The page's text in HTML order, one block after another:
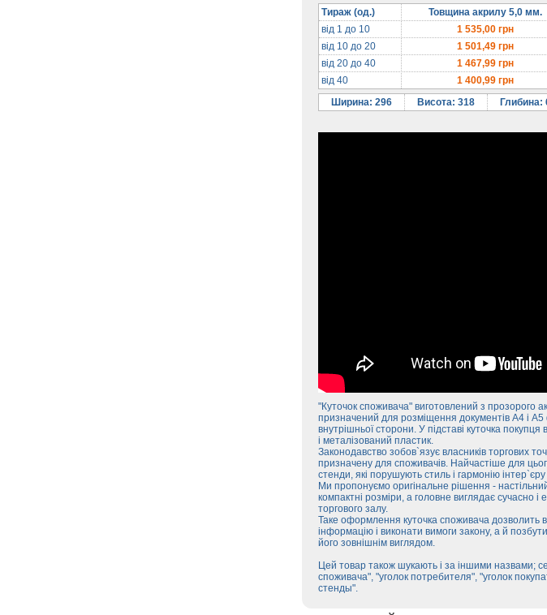
Тираж (од.)
Товщина акрилу 5,0 мм.
від 1 до 10
1 535,00грн
від 10 до 20
1 501,49грн
від 20 до 40
1 467,99грн
від 40
1 400,99грн
Ширина: 296
Висота: 318 Глибина:
"Куточок споживача" виготовлений з прозорого
призначений для розміщення документів А4 і
внутрішньої сторони. У підставі куточка
і металізований пластик.
Законодавство зобов`язує власників торгових
призначену для споживачів. Найчастіше для
стенди, які порушують стиль і гармонію
Ми пропонуємо оригінальне рішення -
компактні розміри, а головне виглядає сучасно
торгового залу.
Таке оформлення куточка споживача дозволить
інформацію і виконати вимоги закону, а й
його зовнішнім виглядом.
Цей товар також шукають і за іншими назвами;
споживача", "уголок потребителя", "уголок
стенды".